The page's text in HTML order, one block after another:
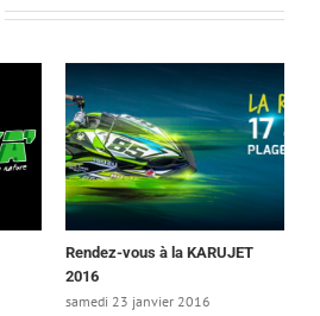
Rendez-vous à la KARUJET
2016
samedi 23 janvier 2016